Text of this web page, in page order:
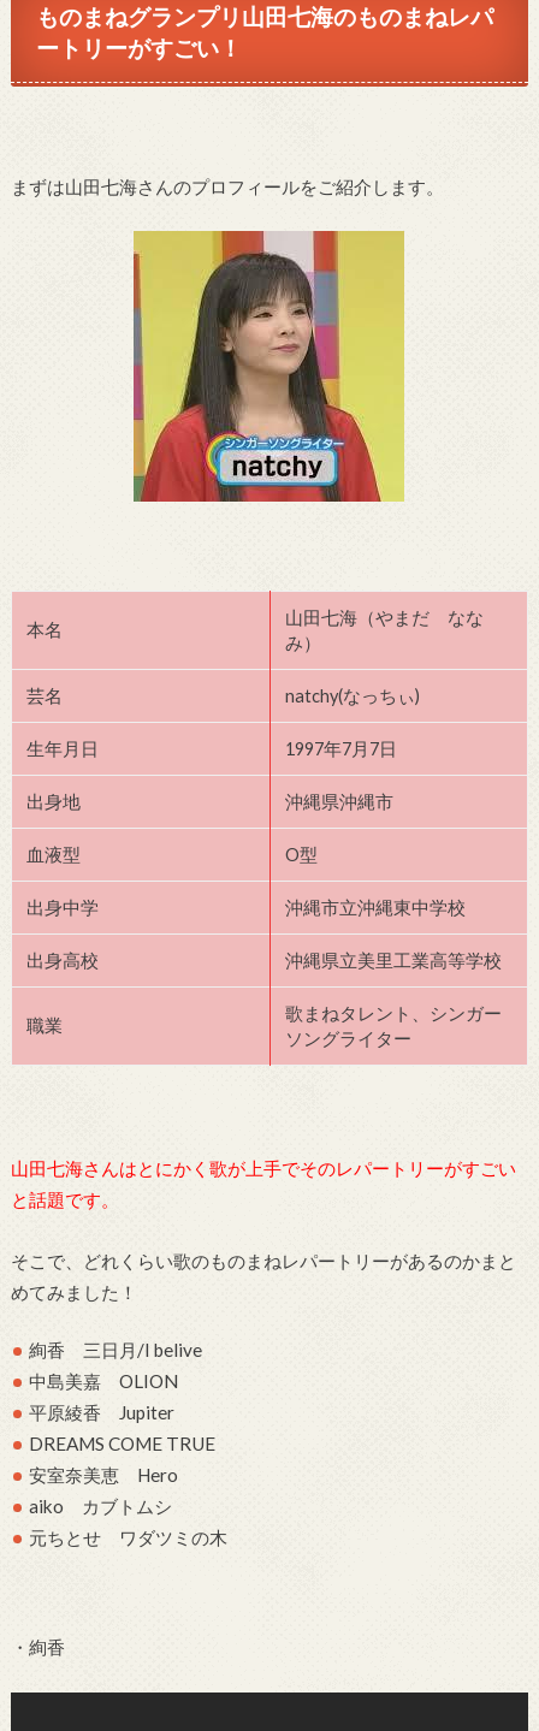
ものまねグランプリ山田七海のものまねレパ
ートリーがすごい！
まずは山田七海さんのプロフィールをご紹介します。
本名
山田七海（やまだ なな
み）
芸名 natchy(なっちぃ)
生年月日 1997年7月7日
出身地 沖縄県沖縄市
血液型 O型
出身中学 沖縄市立沖縄東中学校
出身高校 沖縄県立美里工業高等学校
職業
歌まねタレント、シンガー
ソングライター
山田七海さんはとにかく歌が上手でそのレパートリーがすごい
と話題です。
そこで、どれくらい歌のものまねレパートリーがあるのかまと
めてみました！
絢香 三日月/I belive
中島美嘉 OLION
平原綾香 Jupiter
DREAMS COME TRUE
安室奈美恵 Hero
aiko カブトムシ
元ちとせ ワダツミの木
・絢香